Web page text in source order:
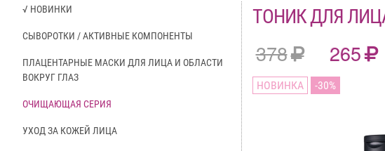
√ НОВИНКИ
СЫВОРОТКИ / АКТИВНЫЕ КОМПОНЕНТЫ
ПЛАЦЕНТАРНЫЕ МАСКИ ДЛЯ ЛИЦА И ОБЛАСТИ
ВОКРУГ ГЛАЗ
ОЧИЩАЮЩАЯ СЕРИЯ
УХОД ЗА КОЖЕЙ ЛИЦА
ТОНИК ДЛЯ
378 265
НОВИНКА 30